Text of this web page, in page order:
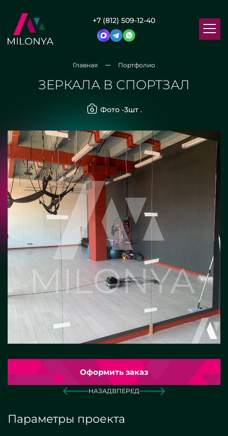
+7 (812) 509-12-40
Главная Портфолио
ЗЕРКАЛА В СПОРТЗАЛ
Фото -3шт .
Оформить заказ
НАЗАДВПЕРЕД
Параметры проекта